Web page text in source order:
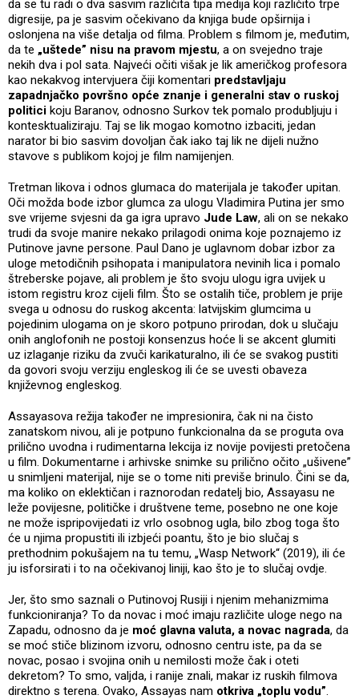
da se tu radi o dva sasvim različita tipa medija koji različito trpe
digresije, pa je sasvim očekivano da knjiga bude opširnija i
oslonjena na više detalja od filma. Problem s filmom je, međutim,
da te „uštede” nisu na pravom mjestu, a on svejedno traje
nekih dva i pol sata. Najveći očiti višak je lik američkog profesora
kao nekakvog intervjuera čiji komentari predstavljaju
zapadnjačko površno opće znanje i generalni stav o ruskoj
politici koju Baranov, odnosno Surkov tek pomalo produbljuju i
kontesktualiziraju. Taj se lik mogao komotno izbaciti, jedan
narator bi bio sasvim dovoljan čak iako taj lik ne dijeli nužno
stavove s publikom kojoj je film namijenjen.
Tretman likova i odnos glumaca do materijala je također upitan.
Oči možda bode izbor glumca za ulogu Vladimira Putina jer smo
sve vrijeme svjesni da ga igra upravo Jude Law, ali on se nekako
trudi da svoje manire nekako prilagodi onima koje poznajemo iz
Putinove javne persone. Paul Dano je uglavnom dobar izbor za
uloge metodičnih psihopata i manipulatora nevinih lica i pomalo
štreberske pojave, ali problem je što svoju ulogu igra uvijek u
istom registru kroz cijeli film. Što se ostalih tiče, problem je prije
svega u odnosu do ruskog akcenta: latvijskim glumcima u
pojedinim ulogama on je skoro potpuno prirodan, dok u slučaju
onih anglofonih ne postoji konsenzus hoće li se akcent glumiti
uz izlaganje riziku da zvuči karikaturalno, ili će se svakog pustiti
da govori svoju verziju engleskog ili će se uvesti obaveza
književnog engleskog.
Assayasova režija također ne impresionira, čak ni na čisto
zanatskom nivou, ali je potpuno funkcionalna da se proguta ova
prilično uvodna i rudimentarna lekcija iz novije povijesti pretočena
u film. Dokumentarne i arhivske snimke su prilično očito „ušivene”
u snimljeni materijal, nije se o tome niti previše brinulo. Čini se da,
ma koliko on eklektičan i raznorodan redatelj bio, Assayasu ne
leže povijesne, političke i društvene teme, posebno ne one koje
ne može ispripovijedati iz vrlo osobnog ugla, bilo zbog toga što
će u njima propustiti ili izbjeći poantu, što je bio slučaj s
prethodnim pokušajem na tu temu, „Wasp Network“ (2019), ili će
ju isforsirati i to na očekivanoj liniji, kao što je to slučaj ovdje.
Jer, što smo saznali o Putinovoj Rusiji i njenim mehanizmima
funkcioniranja? To da novac i moć imaju različite uloge nego na
Zapadu, odnosno da je moć glavna valuta, a novac nagrada, da
se moć stiče blizinom izvoru, odnosno centru iste, pa da se
novac, posao i svojina onih u nemilosti može čak i oteti
dekretom? To smo, valjda, i ranije znali, makar iz ruskih filmova
direktno s terena. Ovako, Assayas nam otkriva „toplu vodu”.